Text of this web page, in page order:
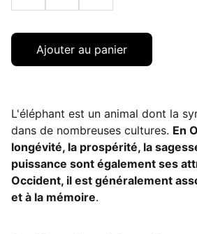
Ajouter au panier
L'éléphant est un animal dont la
dans de nombreuses cultures. En
longévité, la prospérité, la
puissance sont également ses
Occident, il est généralement
et à la mémoire.